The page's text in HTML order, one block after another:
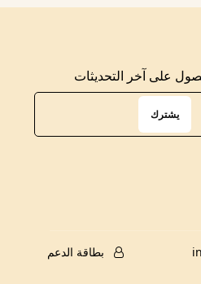
على آخر التحديثات
يشترك
بطاقة الدعم